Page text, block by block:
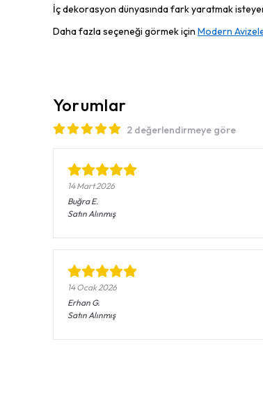
İç dekorasyon dünyasında fark yaratmak
Daha fazla seçeneği görmek için Modern
Yorumlar
2 değerlendirmeye göre
14 Mart 2026
BuğraE.
Satın Alınmış
14 Ocak 2026
Erhan G.
Satın Alınmış